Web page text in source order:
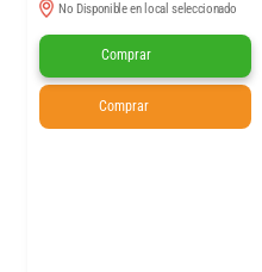
No Disponible en local seleccionado
Comprar
Comprar